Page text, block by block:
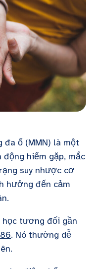
đa ổ (MMN) là một
động hiếm gặp, mắc
suy nhược cơ
hưởng đến cảm
học tương đối gần
. Nó thường dễ